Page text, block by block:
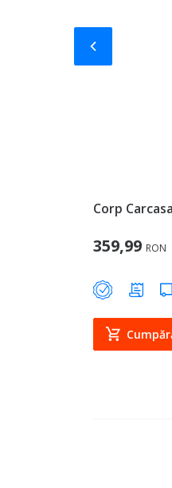
Corp
Special Price
359,99 RON
Slide-ul